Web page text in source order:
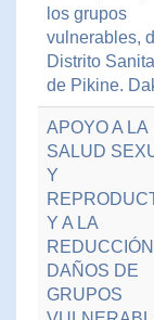
los grupos
vulnerables,
Distrito
de Pikine.
APOYO A LA
SALUD
Y
Y A LA
DAÑOS DE
GRUPOS